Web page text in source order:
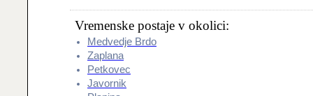
Vremenske postaje v okolici:
Medvedje Brdo
Zaplana
Petkovec
Javornik